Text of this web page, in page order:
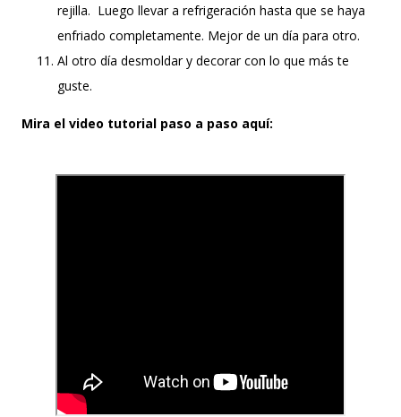
rejilla. Luego llevar a refrigeración hasta que se haya
enfriado completamente. Mejor de un día para otro.
Al otro día desmoldar y decorar con lo que más te
guste.
Mira el video tutorial paso a paso aquí: